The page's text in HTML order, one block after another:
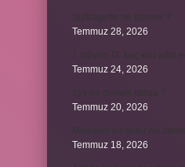
Temmuz 28, 2026
Temmuz 24, 2026
Temmuz 20, 2026
Temmuz 18, 2026